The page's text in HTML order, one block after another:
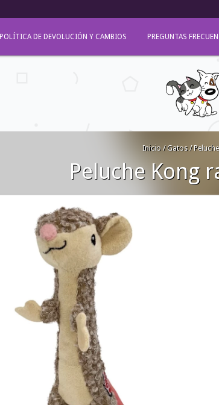
POLÍTICA DE DEVOLUCIÓN Y CAMBIOS PREGUNTAS
Inicio / Gatos /
Peluche Kong